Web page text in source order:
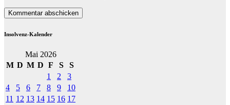
Insolvenz-Kalender
Mai 2026
M D M D F S
S
1
2
3
4
5 6 7 8 9
10
11 12 13 14 15 16 17